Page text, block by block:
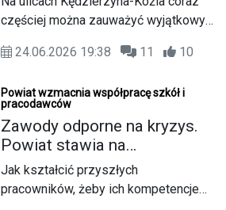
Inwestycja ma zabezpieczyć
potrzeby mieszkańców gmin
należących do Związku
wiele lat.
kierowczyni jeszcze tu nie
było
częściej można zauważyć wyjątkowy
śmieciarki zasiada filigranowa kobieta
mieszkanka naszego miasta, która
prowadzi tak duży i wymagający
pojazd podczas codziennej pracy
przy odbiorze odpadów.
24.06.2026 19:38 11 10
Powiat wzmacnia współpracę szkół i
pracodawców
Zawody odporne na kryzys.
Powiat stawia na
współpracę szkół,
pracodawców i rynku pracy
Jak kształcić przyszłych
pracowników, żeby ich kompetencje